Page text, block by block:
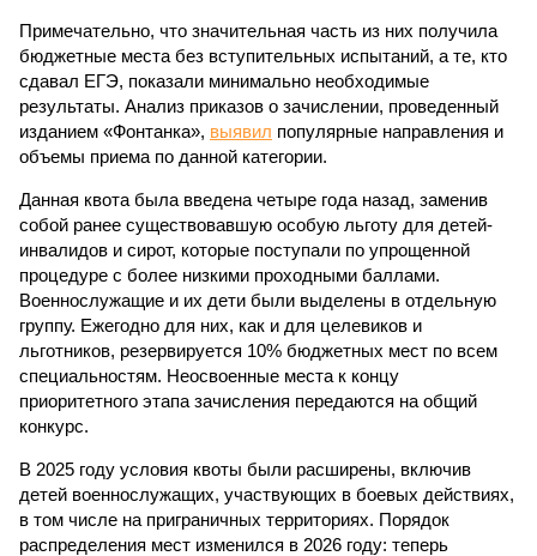
Примечательно, что значительная часть из них получила
бюджетные места без вступительных испытаний, а те, кто
сдавал ЕГЭ, показали минимально необходимые
результаты. Анализ приказов о зачислении, проведенный
изданием «Фонтанка», выявил популярные направления и
объемы приема по данной категории.
Данная квота была введена четыре года назад, заменив
собой ранее существовавшую особую льготу для детей-
инвалидов и сирот, которые поступали по упрощенной
процедуре с более низкими проходными баллами.
Военнослужащие и их дети были выделены в отдельную
группу. Ежегодно для них, как и для целевиков и
льготников, резервируется 10% бюджетных мест по всем
специальностям. Неосвоенные места к концу
приоритетного этапа зачисления передаются на общий
конкурс.
В 2025 году условия квоты были расширены, включив
детей военнослужащих, участвующих в боевых действиях,
в том числе на приграничных территориях. Порядок
распределения мест изменился в 2026 году: теперь